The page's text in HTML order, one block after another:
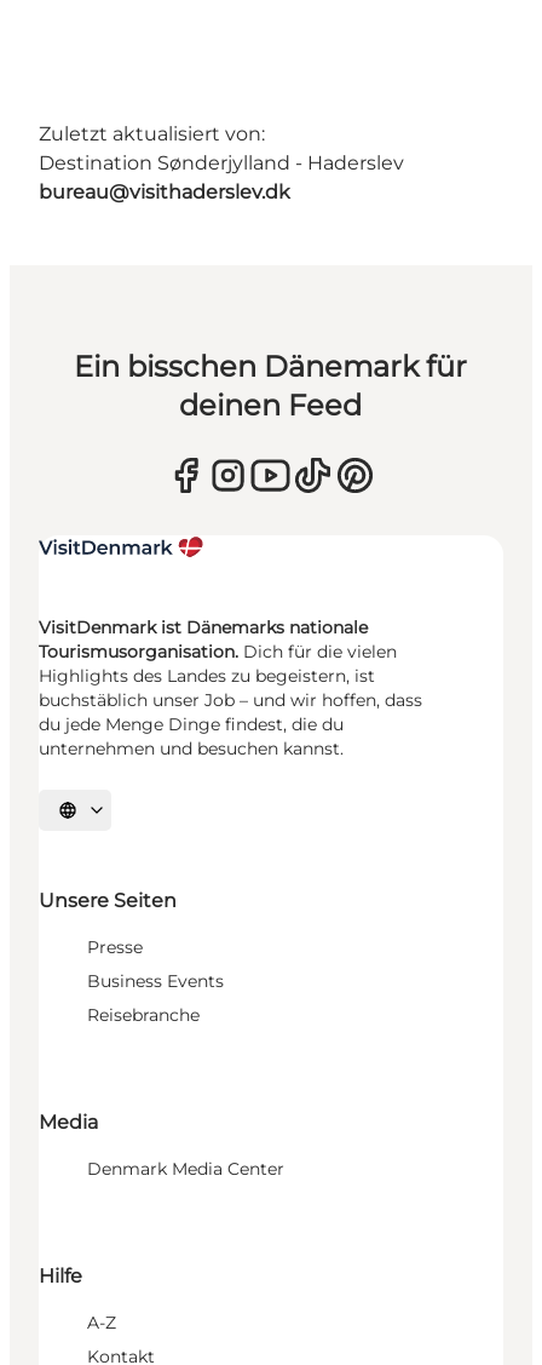
Zuletzt aktualisiert von:
Destination Sønderjylland - Haderslev
bureau@visithaderslev.dk
Ein bisschen Dänemark für
deinen Feed
VisitDenmark ist Dänemarks nationale
Tourismusorganisation. Dich für die vielen
Highlights des Landes zu begeistern, ist
buchstäblich unser Job – und wir hoffen, dass
du jede Menge Dinge findest, die du
unternehmen und besuchen kannst.
Sprache auswählen
Unsere Seiten
Presse
Business Events
Reisebranche
Media
Denmark Media Center
Hilfe
A-Z
Kontakt